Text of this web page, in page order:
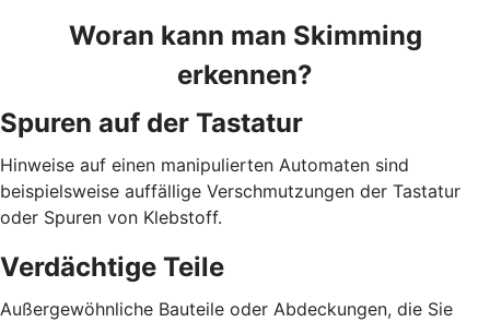
Woran kann man Skimming
erkennen?
Spuren auf der Tastatur
Hinweise auf einen manipulierten Automaten sind
beispielsweise auffällige Verschmutzungen der Tastatur
oder Spuren von Klebstoff.
Verdächtige Teile
Außergewöhnliche Bauteile oder Abdeckungen, die Sie